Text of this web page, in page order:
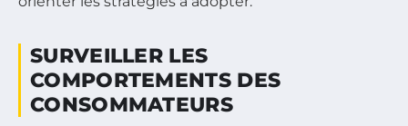
SURVEILLER LES
COMPORTEMENTS DES
CONSOMMATEURS